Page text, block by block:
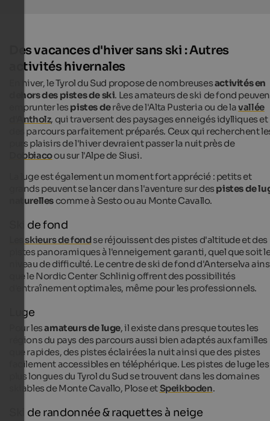
Des vacances d'hiver sans ski : Autres
activités hivernales
En hiver, le Tyrol du Sud propose de nombreusesactivités en
dehors des pistes de ski. Les amateurs de ski de fond
emprunter lespistes derêve de l'Alta Pusteria ou de lavallée
d'Antholz, qui traversent des paysages enneigés idylliques et
des parcours parfaitement préparés. Ceux qui recherchent
purs plaisirs de l'hiver devraient passer la nuit près de
Dobbiacoou sur l'Alpe de Siusi.
La luge est également un moment fort apprécié : petits et
grands peuvent se lancer dans l'aventure sur despistes de
naturelles comme à Sesto ou au Monte Cavallo.
Ski de fond
Les skieurs de fondse réjouissent des pistes d'altitude et des
pistes panoramiques à l'enneigement garanti, quel que soit
niveau de difficulté. Le centre de ski de fond d'Anterselva
que le Nordic Center Schlinig offrent des possibilités
d'entraînement optimales, même pour les professionnels.
Luge
Pour lesamateurs de luge, il existe dans presque toutes les
régions du pays des parcours aussi bien adaptés aux familles
que rapides, des pistes éclairées la nuit ainsi que des pistes
facilement accessibles en téléphérique. Les pistes de luge les
plus longues du Tyrol du Sud se trouvent dans les domaines
skiables de Monte Cavallo, Plose etSpeikboden.
Ski de randonnée & raquettes à neige